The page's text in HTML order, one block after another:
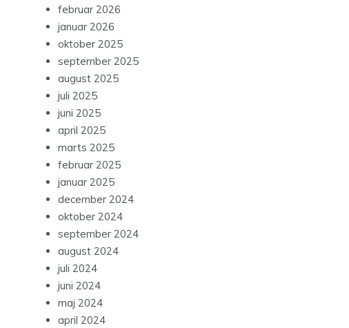
februar 2026
januar 2026
oktober 2025
september 2025
august 2025
juli 2025
juni 2025
april 2025
marts 2025
februar 2025
januar 2025
december 2024
oktober 2024
september 2024
august 2024
juli 2024
juni 2024
maj 2024
april 2024